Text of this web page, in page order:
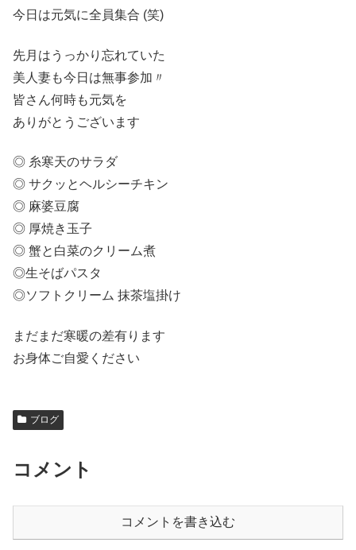
今日は元気に全員集合 (笑)
先月はうっかり忘れていた
美人妻も今日は無事参加〃
皆さん何時も元気を
ありがとうございます
◎ 糸寒天のサラダ
◎ サクッとヘルシーチキン
◎ 麻婆豆腐
◎ 厚焼き玉子
◎ 蟹と白菜のクリーム煮
◎生そばパスタ
◎ソフトクリーム 抹茶塩掛け
まだまだ寒暖の差有ります
お身体ご自愛ください
ブログ
コメント
コメントを書き込む